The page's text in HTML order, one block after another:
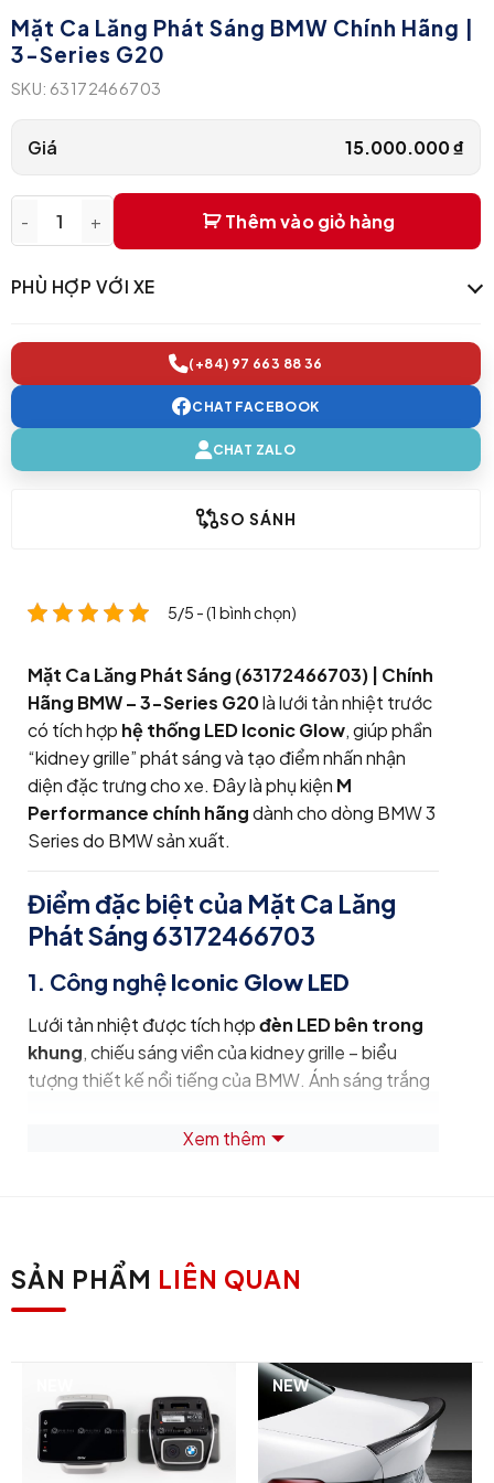
5/5 - (1 bình chọn)
Mặt Ca Lăng Phát Sáng (63172466703) | Chính
Hãng BMW – 3-Series G20là lưới tản nhiệt trước
có tích hợp hệ thống LED Iconic Glow, giúp phần
“kidney grille” phát sáng và tạo điểm nhấn nhận
diện đặc trưng cho xe. Đây là phụ kiện M
Performance chính hãngdành cho dòng BMW 3
Seriesdo BMWsản xuất.
Điểm đặc biệt của Mặt Ca Lăng
Phát Sáng 63172466703
1. Công nghệ Iconic Glow LED
Lưới tản nhiệt được tích hợpđèn LED bên trong
khung, chiếu sáng viền của kidney grille – biểu
tượng thiết kế nổi tiếng của BMW. Ánh sáng trắng
Hệ thống LED hoạt động theo hiệu ứng chào
mừng:
tắt máy cho đến khi
khóa xe
tự tắt khi khởi động xe hoặc đóng cửa.
Xem thêm
Mặt Ca Lăng Phát Sáng BMW Chính Hãng |
3-Series G20
SKU: 63172466703
Giá 15.000.000₫
Mặt Ca Lăng Phát Sáng BMW Chính Hãng | 3-Series G20
Thêm vào giỏ hàng
PHÙ HỢP VỚI XE
(+84) 97 663 88 36
CHAT FACEBOOK
CHAT ZALO
SO SÁNH
SẢN PHẨM LIÊN QUAN
NEW